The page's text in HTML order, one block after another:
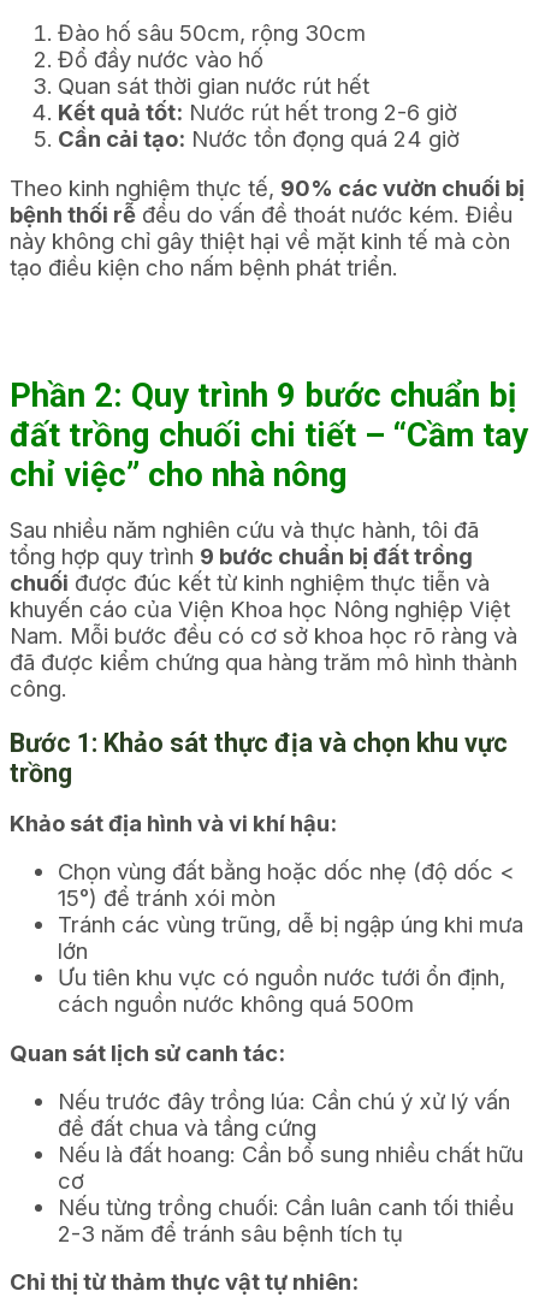
Đào hố sâu 50cm, rộng 30cm
Đổ đầy nước vào hố
Quan sát thời gian nước rút hết
Kết quả tốt: Nước rút hết trong 2-6 giờ
Cần cải tạo: Nước tồn đọng quá 24 giờ
Theo kinh nghiệm thực tế, 90% các vườn chuối bị
bệnh thối rễ đều do vấn đề thoát nước kém. Điều
này không chỉ gây thiệt hại về mặt kinh tế mà còn
tạo điều kiện cho nấm bệnh phát triển.
Phần 2: Quy trình 9 bước chuẩn bị
đất trồng chuối chi tiết – “Cầm tay
chỉ việc” cho nhà nông
Sau nhiều năm nghiên cứu và thực hành, tôi đã
tổng hợp quy trình 9 bước chuẩn bị đất trồng
chuối được đúc kết từ kinh nghiệm thực tiễn và
khuyến cáo của Viện Khoa học Nông nghiệp Việt
Nam. Mỗi bước đều có cơ sở khoa học rõ ràng và
đã được kiểm chứng qua hàng trăm mô hình thành
công.
Bước 1: Khảo sát thực địa và chọn khu vực
trồng
Khảo sát địa hình và vi khí hậu:
Chọn vùng đất bằng hoặc dốc nhẹ (độ dốc <
15°) để tránh xói mòn
Tránh các vùng trũng, dễ bị ngập úng khi mưa
lớn
Ưu tiên khu vực có nguồn nước tưới ổn định,
cách nguồn nước không quá 500m
Quan sát lịch sử canh tác:
Nếu trước đây trồng lúa: Cần chú ý xử lý vấn
đề đất chua và tầng cứng
Nếu là đất hoang: Cần bổ sung nhiều chất hữu
cơ
Nếu từng trồng chuối: Cần luân canh tối thiểu
2-3 năm để tránh sâu bệnh tích tụ
Chỉ thị từ thảm thực vật tự nhiên: